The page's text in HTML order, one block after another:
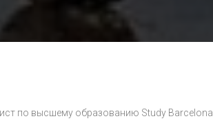
по высшему образованию Study Barcelona